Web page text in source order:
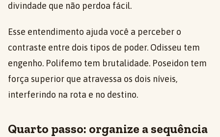
divindade que não perdoa fácil.
Esse entendimento ajuda você a perceber o
contraste entre dois tipos de poder. Odisseu tem
engenho. Polifemo tem brutalidade. Poseidon tem
força superior que atravessa os dois níveis,
interferindo na rota e no destino.
Quarto passo: organize a sequência